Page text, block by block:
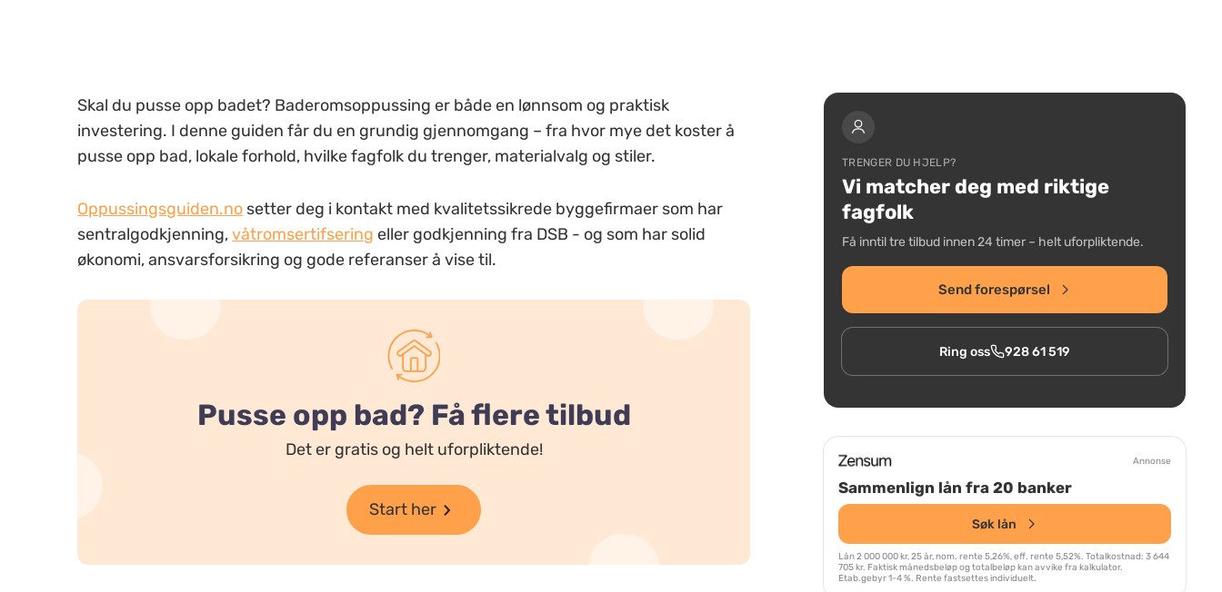
Skal du pusse opp badet? Baderomsoppussing er både en lønnsom og praktisk
investering. I denne guiden får du en grundig gjennomgang – fra hvor mye det koster å
pusse opp bad, lokale forhold, hvilke fagfolk du trenger, materialvalg og stiler.
Oppussingsguiden.no setter deg i kontakt med kvalitetssikrede byggefirmaer som har
sentralgodkjenning,våtromsertifsering eller godkjenning fra DSB - og som har solid
økonomi, ansvarsforsikring og gode referanser å vise til.
Pusse opp bad? Få flere tilbud
Det er gratis og helt uforpliktende!
Start her
TRENGER DU HJELP?
Vi matcher deg med riktige
fagfolk
Få inntil tre tilbud innen 24 timer – helt uforpliktende.
Send forespørsel
Ring oss 928 61 519
Annonse
Sammenlign lån fra 20 banker
Søk lån
Lån 2 000 000 kr, 25 år, nom. rente 5,26%, eff. rente 5,52%. Totalkostnad: 3 644
705 kr. Faktisk månedsbeløp og totalbeløp kan avvike fra kalkulator.
Etab.gebyr 1-4 %. Rente fastsettes individuelt.